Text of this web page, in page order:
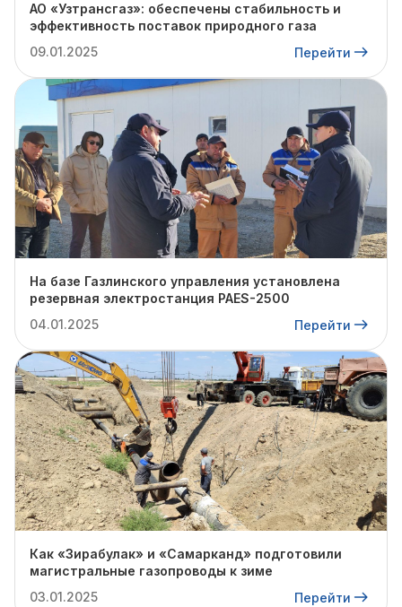
АО «Узтрансгаз»: обеспечены стабильность и
эффективность поставок природного газа
09.01.2025
Перейти
На базе Газлинского управления установлена
резервная электростанция PAES-2500
04.01.2025
Перейти
Как «Зирабулак» и «Самарканд» подготовили
магистральные газопроводы к зиме
03.01.2025
Перейти